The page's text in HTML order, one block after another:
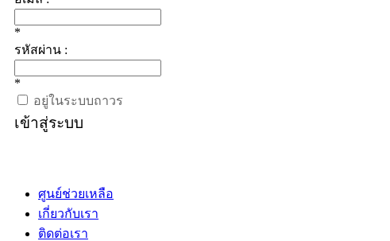
*
รหัสผ่าน :
*
อยู่ในระบบถาวร
เข้าสู่ระบบ
ศูนย์ช่วยเหลือ
เกี่ยวกับเรา
ติดต่อเรา